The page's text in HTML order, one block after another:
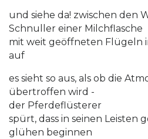
und siehe da! zwischen den
Schnuller einer Milchflasche
mit weit geöffneten Flügeln
auf
es sieht so aus, als ob die
übertroffen wird -
der Pferdeflüsterer
spürt, dass in seinen Leisten
glühen beginnen